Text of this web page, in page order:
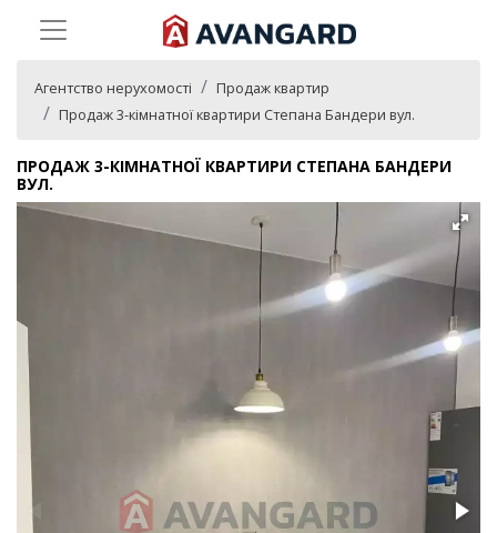
Агентство нерухомості
Продаж квартир
Продаж 3-кімнатної квартири Степана Бандери вул.
ПРОДАЖ 3-КІМНАТНОЇ КВАРТИРИ СТЕПАНА БАНДЕРИ
ВУЛ.